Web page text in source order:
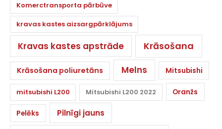
Komerctransporta pārbūve
kravas kastes aizsargpārklājums
Kravas kastes apstrāde Krāsošana
Krāsošana poliuretāns Melns Mitsubishi
mitsubishi L200 Mitsubishi L200 2022 Oranžs
Pelēks Pilnīgi jauns